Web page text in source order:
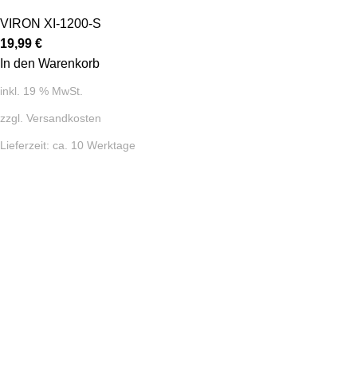
VIRON XI-1200-S
19,99 €
In den Warenkorb
inkl. 19 % MwSt.
zzgl. Versandkosten
Lieferzeit: ca. 10 Werktage